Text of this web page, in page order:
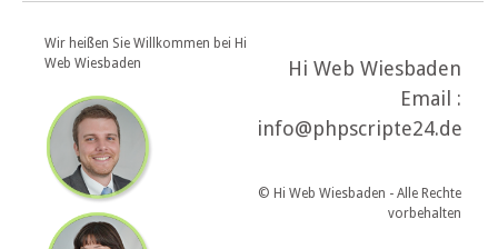
Wir heißen Sie Willkommen bei Hi
Web Wiesbaden
Hi Web Wiesbaden
Email :
info@phpscripte24.de
© Hi Web Wiesbaden - Alle Rechte
vorbehalten